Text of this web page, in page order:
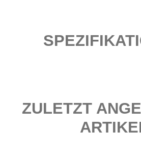
ZULETZT